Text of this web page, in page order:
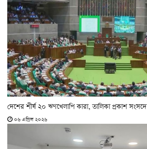
দেশের শীর্ষ ২০ ঋণখেলাপি কারা, তালিকা প্রকাশ সংসদে
০৬ এপ্রিল ২০২৬